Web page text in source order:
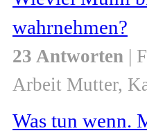
wahrnehmen?
23 Antworten |
Arbeit Mutter,
Was tun wenn.